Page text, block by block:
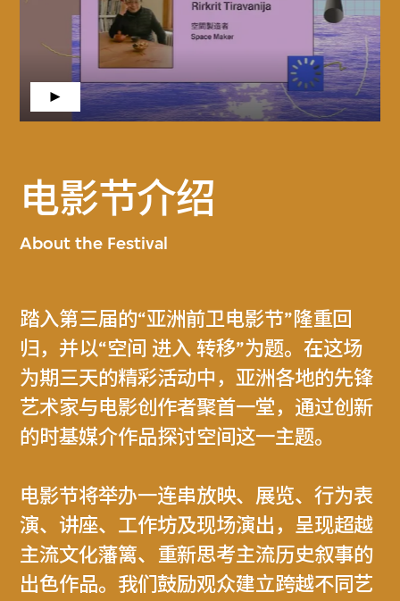
电影节介绍
About the Festival
踏入第三届的“亚洲前卫电影节”隆重回
归，并以“空间 进入 转移”为题。在这场
为期三天的精彩活动中，亚洲各地的先锋
艺术家与电影创作者聚首一堂，通过创新
的时基媒介作品探讨空间这一主题。
电影节将举办一连串放映、展览、行为表
演、讲座、工作坊及现场演出，呈现超越
主流文化藩篱、重新思考主流历史叙事的
出色作品。我们鼓励观众建立跨越不同艺